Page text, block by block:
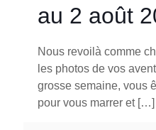
au 2 août
Nous revoilà comme
les photos de vos
grosse semaine, vous
pour vous marrer et[…]